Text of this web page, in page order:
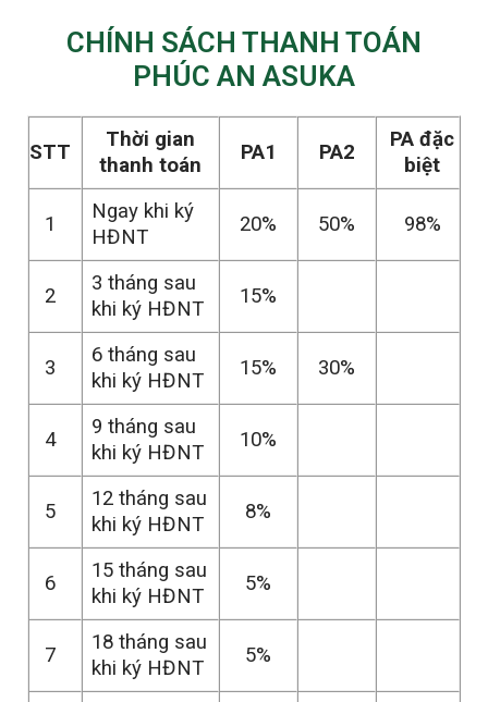
CHÍNH SÁCH THANH TOÁN
PHÚC AN ASUKA
STT
Thời gian
thanh toán
PA1 PA2
PA đặc
biệt
1
Ngay khi ký
HĐNT
20% 50% 98%
2
3 tháng sau
khi ký HĐNT
15%
3
6 tháng sau
khi ký HĐNT
15% 30%
4
9 tháng sau
khi ký HĐNT
10%
5
12 tháng sau
khi ký HĐNT
8%
6
15 tháng sau
khi ký HĐNT
5%
7
18 tháng sau
khi ký HĐNT
5%